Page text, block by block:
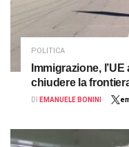
POLITICA
Immigrazione,
chiudere la
DI EMANUELE BONINI